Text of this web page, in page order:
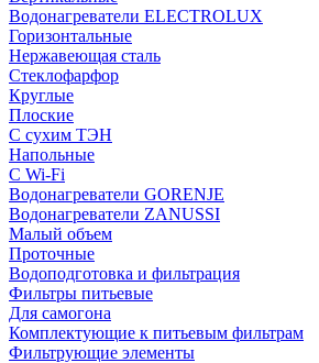
Водонагреватели ELECTROLUX
Горизонтальные
Нержавеющая сталь
Стеклофарфор
Круглые
Плоские
С сухим ТЭН
Напольные
С Wi-Fi
Водонагреватели GORENJE
Водонагреватели ZANUSSI
Малый объем
Проточные
Водоподготовка и фильтрация
Фильтры питьевые
Для самогона
Комплектующие к питьевым фильтрам
Фильтрующие элементы